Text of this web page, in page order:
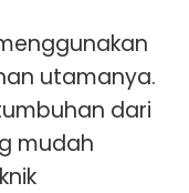
utamanya.
dari
mudah